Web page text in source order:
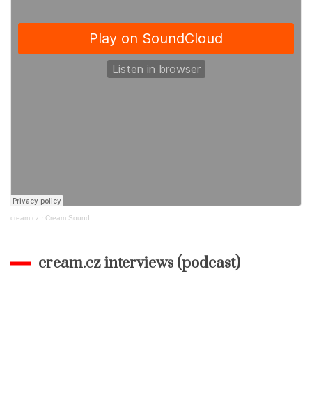
cream.cz · Cream Sound
cream.cz interviews (podcast)